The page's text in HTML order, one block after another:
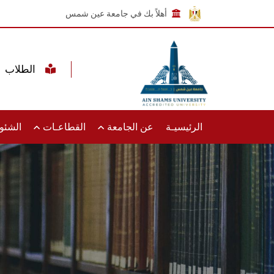
أهلاً بك في جامعة عين شمس
الرئيسيـة عن الجامعة القطاعـات